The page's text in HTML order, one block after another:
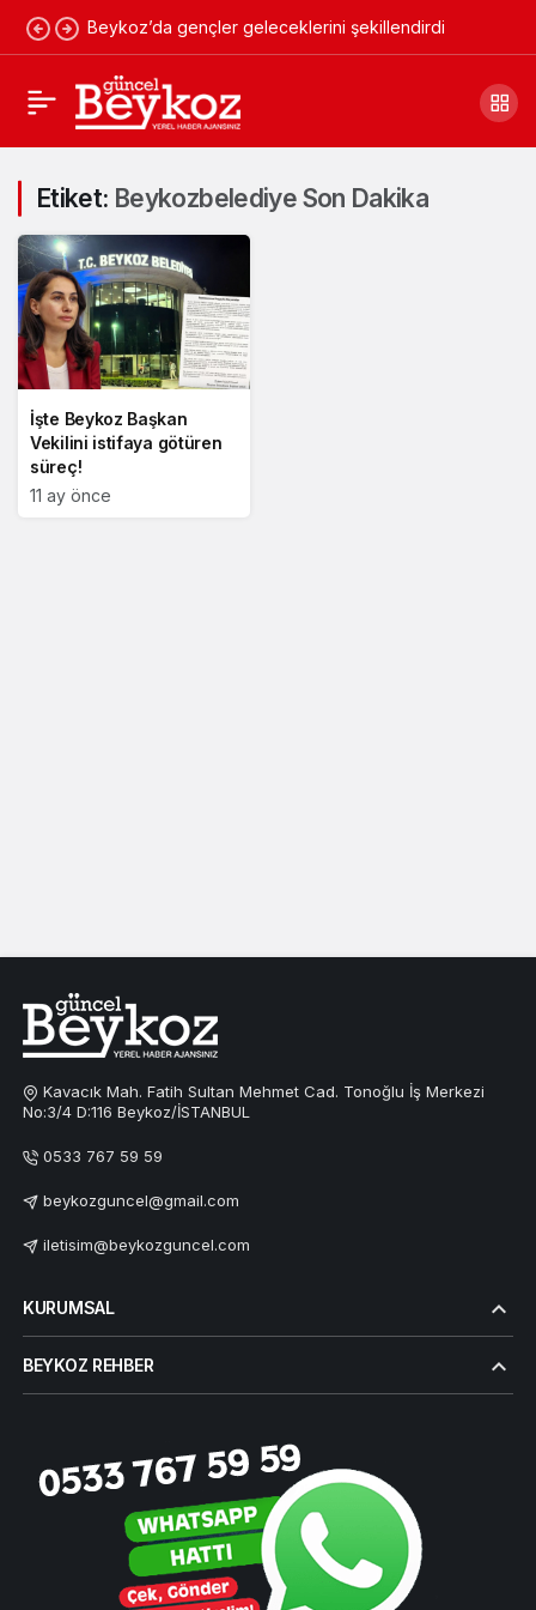
Beykoz’da gençler geleceklerini şekillendirdi
Etiket: Beykozbelediye Son Dakika
İşte Beykoz Başkan
Vekilini istifaya götüren
süreç!
11 ay önce
Kavacık Mah. Fatih Sultan Mehmet Cad. Tonoğlu İş Merkezi
No:3/4 D:116 Beykoz/İSTANBUL
0533 767 59 59
beykozguncel@gmail.com
iletisim@beykozguncel.com
KURUMSAL
BEYKOZ REHBER